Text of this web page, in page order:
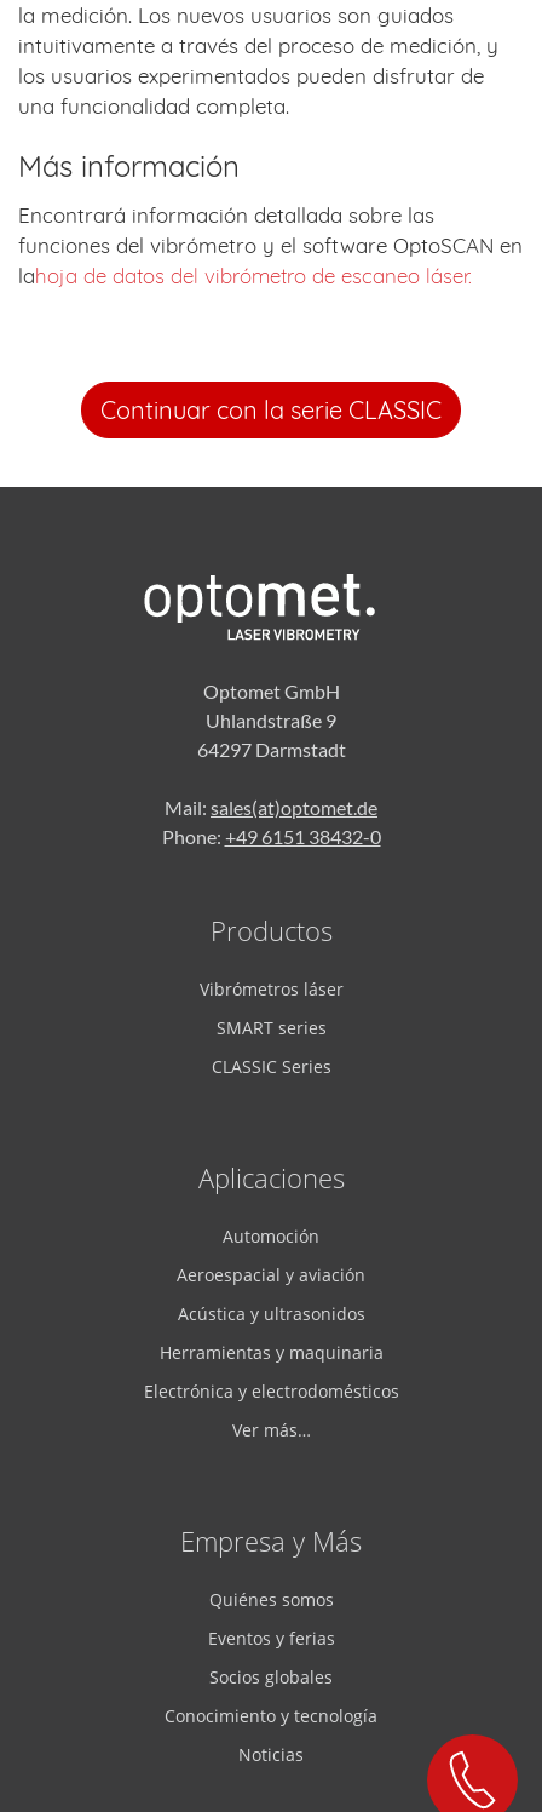
la medición. Los nuevos usuarios son guiados
intuitivamente a través del proceso de medición, y
los usuarios experimentados pueden disfrutar de
una funcionalidad completa.
Más información
Encontrará información detallada sobre las
funciones del vibrómetro y el software OptoSCAN en
lahoja de datos del vibrómetro de escaneo láser.
Continuar con la serie CLASSIC
Optomet GmbH
Uhlandstraße 9
64297 Darmstadt
Mail: sales(at)optomet.de
Phone: +49 6151 38432-0
Productos
Vibrómetros láser
SMART series
CLASSIC Series
Aplicaciones
Automoción
Aeroespacial y aviación
Acústica y ultrasonidos
Herramientas y maquinaria
Electrónica y electrodomésticos
Ver más…
Empresa y Más
Quiénes somos
Eventos y ferias
Socios globales
Conocimiento y tecnología
Noticias